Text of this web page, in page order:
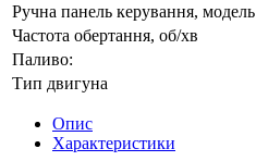
Ручна панель керування, модель
Частота обертання, об/хв
Паливо:
Тип двигуна
Опис
Характеристики